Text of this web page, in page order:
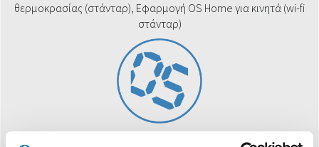
θερμοκρασίας (στάνταρ), Εφαρμογή OS Home για κινητά (wi-fi
στάνταρ)